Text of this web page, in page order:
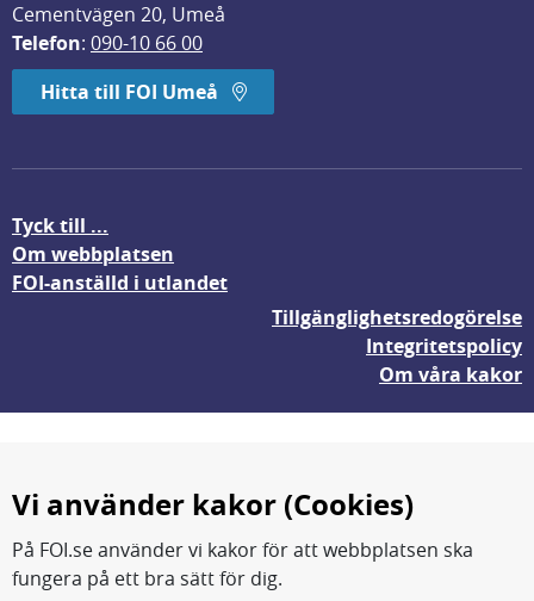
Cementvägen 20, Umeå
Telefon: 090-10 66 00
Hitta till FOI Umeå
Tyck till ...
Om webbplatsen
FOI-anställd i utlandet
Tillgänglighetsredogörelse
Integritetspolicy
Om våra kakor
Vi använder kakor (Cookies)
På FOI.se använder vi kakor för att webbplatsen ska
fungera på ett bra sätt för dig.